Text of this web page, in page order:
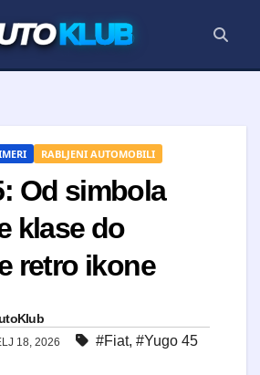
KLUB
RABLJENI AUTOMOBILI
Od simbola
klase do
retro ikone
18, 2026 #Fiat, #Yugo 45